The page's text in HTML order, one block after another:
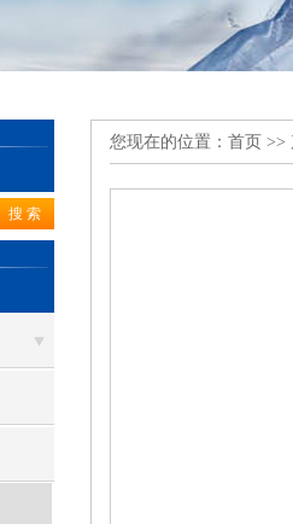
您现在的位置： 首页 >>